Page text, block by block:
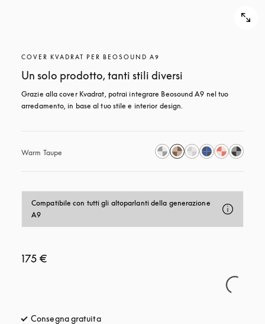
COVER KVADRAT PER BEOSOUND A9
Un solo prodotto, tanti stili diversi
Grazie alla cover Kvadrat, potrai integrare Beosound A9 nel tuo
arredamento, in base al tuo stile e interior design.
Warm Taupe
Compatibile con tutti gli altoparlanti della generazione
A9
175 €
Consegna gratuitasi apre in una nuova finestra